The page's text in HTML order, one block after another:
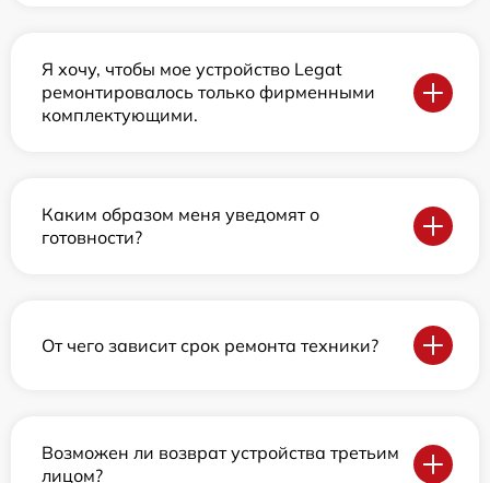
Я хочу, чтобы мое устройство Legat
ремонтировалось только фирменными
комплектующими.
Каким образом меня уведомят о
готовности?
От чего зависит срок ремонта техники?
Возможен ли возврат устройства третьим
лицом?